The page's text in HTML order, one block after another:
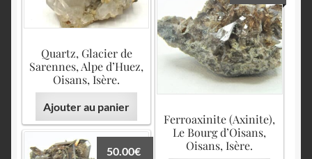
Quartz, Glacier de
Sarennes, Alpe d’Huez,
Oisans, Isère.
Ajouter au panier
Ferroaxinite (Axinite),
Le Bourg d’Oisans,
Oisans, Isère.
50.00€